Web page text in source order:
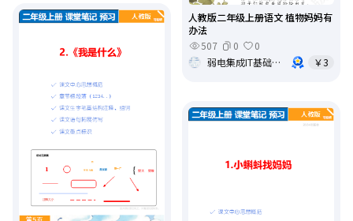
人教版二年级上册语文 植物妈妈有
办法
507
0
0
弱电集成IT基础架构运维
￥3